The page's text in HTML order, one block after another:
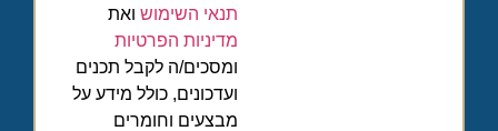
תנאי השימוש ואת
מדיניות הפרטיות
ומסכים/ה לקבל תכנים
ועדכונים, כולל מידע על
מבצעים וחומרים